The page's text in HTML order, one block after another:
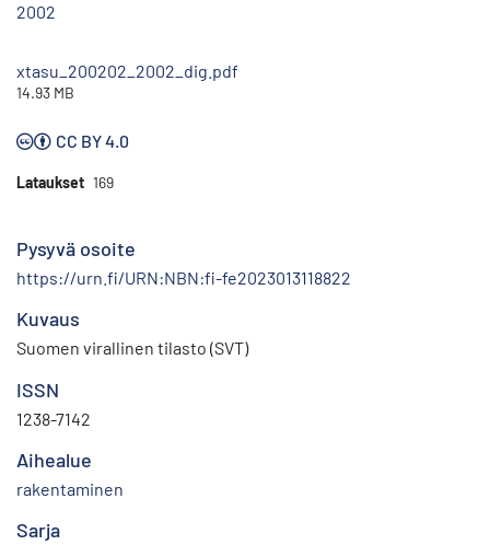
2002
xtasu_200202_2002_dig.pdf
14.93 MB
CC BY 4.0
Lataukset 169
Pysyvä osoite
https://urn.fi/URN:NBN:fi-fe2023013118822
Kuvaus
Suomen virallinen tilasto (SVT)
ISSN
1238-7142
Aihealue
rakentaminen
Sarja